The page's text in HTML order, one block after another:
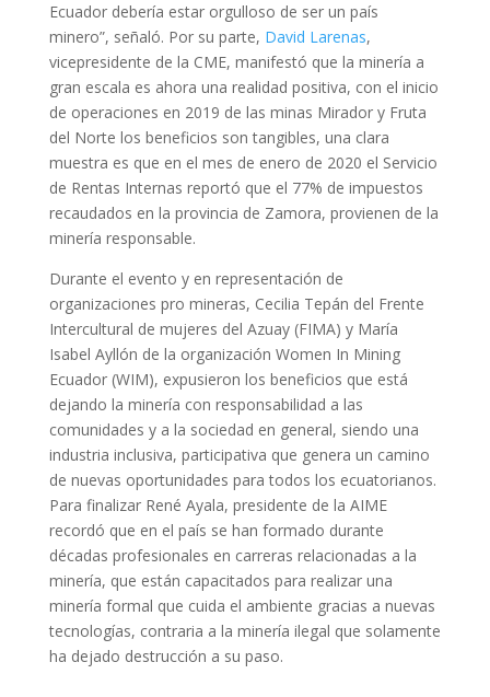
Ecuador debería estar orgulloso de ser un país
minero”, señaló. Por su parte, David Larenas,
vicepresidente de la CME, manifestó que la minería a
gran escala es ahora una realidad positiva, con el inicio
de operaciones en 2019 de las minas Mirador y Fruta
del Norte los beneficios son tangibles, una clara
muestra es que en el mes de enero de 2020 el Servicio
de Rentas Internas reportó que el 77% de impuestos
recaudados en la provincia de Zamora, provienen de la
minería responsable.
Durante el evento y en representación de
organizaciones pro mineras, Cecilia Tepán del Frente
Intercultural de mujeres del Azuay (FIMA) y María
Isabel Ayllón de la organización Women In Mining
Ecuador (WIM), expusieron los beneficios que está
dejando la minería con responsabilidad a las
comunidades y a la sociedad en general, siendo una
industria inclusiva, participativa que genera un camino
de nuevas oportunidades para todos los ecuatorianos.
Para finalizar René Ayala, presidente de la AIME
recordó que en el país se han formado durante
décadas profesionales en carreras relacionadas a la
minería, que están capacitados para realizar una
minería formal que cuida el ambiente gracias a nuevas
tecnologías, contraria a la minería ilegal que solamente
ha dejado destrucción a su paso.